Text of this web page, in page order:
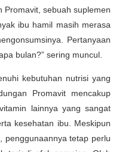
Promavit, sebuah suplemen
ibu hamil masih merasa
Pertanyaan
bulan?” sering muncul.
kebutuhan nutrisi yang
Promavit mencakup
lainnya yang sangat
kesehatan ibu. Meskipun
penggunaannya tetap perlu